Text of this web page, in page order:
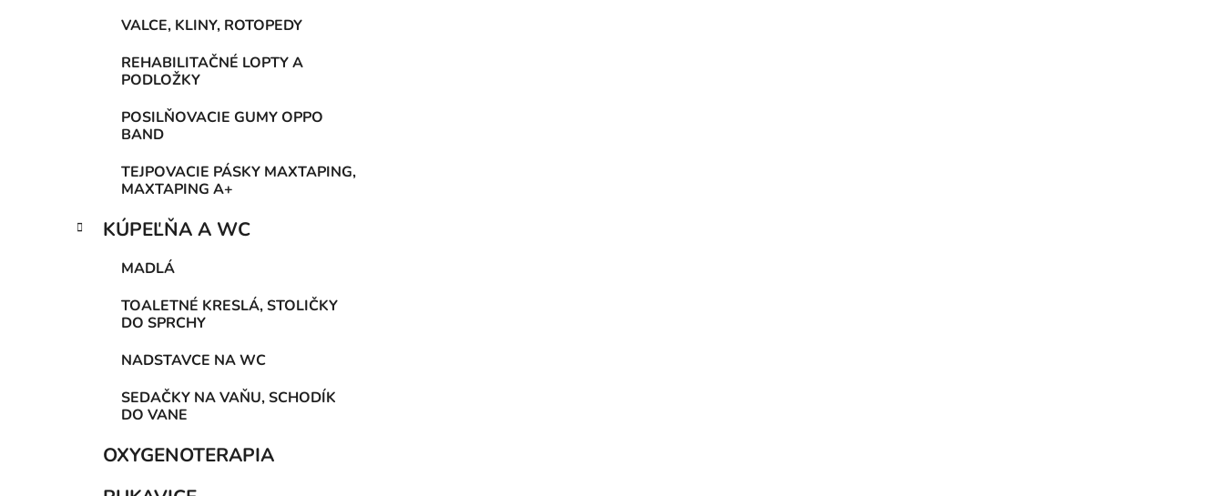
VALCE, KLINY, ROTOPEDY
REHABILITAČNÉ LOPTY A
PODLOŽKY
POSILŇOVACIE GUMY OPPO
BAND
TEJPOVACIE PÁSKY MAXTAPING,
MAXTAPING A+
KÚPEĽŇA A WC
MADLÁ
TOALETNÉ KRESLÁ, STOLIČKY
DO SPRCHY
NADSTAVCE NA WC
SEDAČKY NA VAŇU, SCHODÍK
DO VANE
OXYGENOTERAPIA